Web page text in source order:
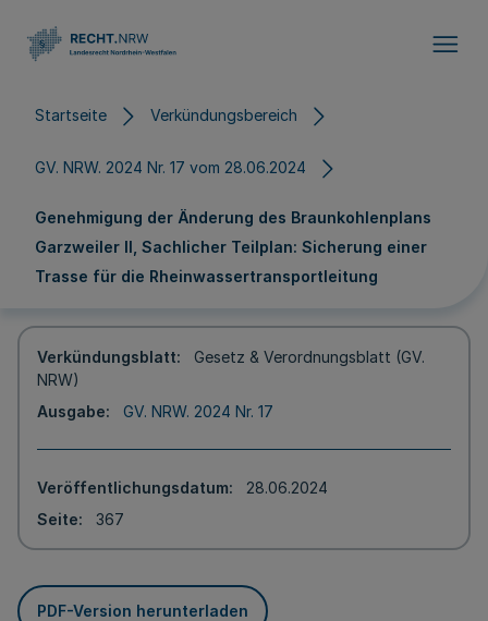
Startseite Verkündungsbereich
GV. NRW. 2024 Nr. 17 vom 28.06.2024
Genehmigung der Änderung des Braunkohlenplans
Garzweiler II, Sachlicher Teilplan: Sicherung einer
Trasse für die Rheinwassertransportleitung
Verkündungsblatt
Gesetz & Verordnungsblatt (GV.
NRW)
Ausgabe
GV. NRW. 2024 Nr. 17
Veröffentlichungsdatum
28.06.2024
Seite
367
PDF-Version herunterladen